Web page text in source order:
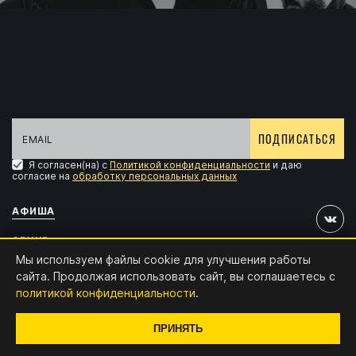
Мы используем файлы cookie для улучшения работы
сайта. Продолжая использовать сайт, вы соглашаетесь с
политикой конфиденциальности.
ПРИНЯТЬ
ПОДПИСАТЬСЯ
Я согласен(на) с Политикой конфиденциальности и даю
согласие на обработку персональных данных
АФИША
АРХИВ
АККРЕДИТАЦИЯ
КОНТАКТЫ
x4.digital